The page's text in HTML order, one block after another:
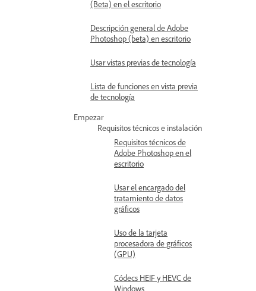
(Beta) en el escritorio
Descripción general de Adobe
Photoshop (beta) en escritorio
Usar vistas previas de tecnología
Lista de funciones en vista previa
de tecnología
Empezar
Requisitos técnicos e instalación
Requisitos técnicos de
Adobe Photoshop en el
escritorio
Usar el encargado del
tratamiento de datos
gráficos
Uso de la tarjeta
procesadora de gráficos
(GPU)
Códecs HEIF y HEVC de
Windows